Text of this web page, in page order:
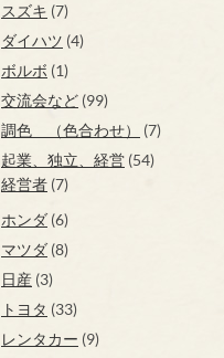
スズキ (7)
ダイハツ (4)
ボルボ (1)
交流会など (99)
調色 （色合わせ）
(7)
起業、独立、経営 (54)
経営者 (7)
ホンダ (6)
マツダ (8)
日産 (3)
トヨタ (33)
レンタカー (9)